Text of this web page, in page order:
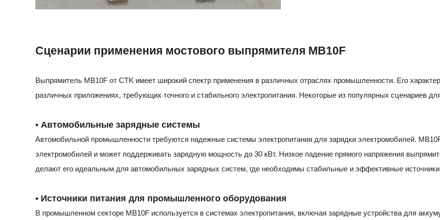
Сценарии применения мостового выпрямителя MB10F
Выпрямитель MB10F от CTK имеет широкий спектр применения в различных отраслях промышленности. Его
различных приложениях, требующих точного и стабильного электропитания. Некоторые из популярных сценариев
• Автомобильные зарядные системы
Автомобильной промышленности требуются надежные системы электропитания для зарядки электромобилей.
электромобилей и может поддерживать зарядную мощность до 30 кВт. Низкое падение прямого напряжения
делают его идеальным для автомобильных зарядных систем, где необходимы стабильные и эффективные источники
• Источники питания для промышленного оборудования
В промышленном секторе MB10F используется в системах электропитания, включая зарядные устройства для